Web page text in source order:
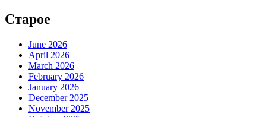
Старое
June 2026
April 2026
March 2026
February 2026
January 2026
December 2025
November 2025